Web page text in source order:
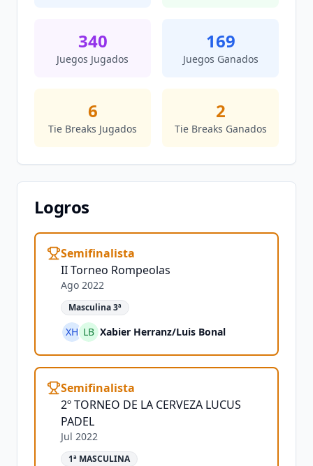
340
Juegos Jugados
169
Juegos Ganados
6
Tie Breaks Jugados
2
Tie Breaks Ganados
Logros
Semifinalista
II Torneo Rompeolas
Ago 2022
Masculina 3ª
XH LB Xabier Herranz/Luis Bonal
Semifinalista
2º TORNEO DE LA CERVEZA LUCUS
PADEL
Jul 2022
1ª MASCULINA